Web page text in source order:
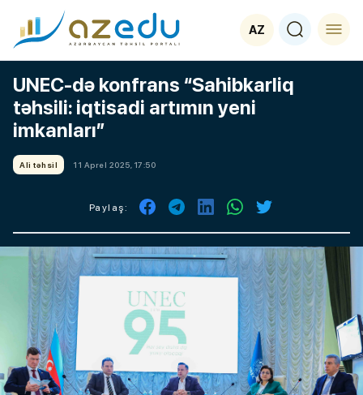
AZ
UNEC-də konfrans “Sahibkarliq
təhsili: iqtisadi artımın yeni
imkanları”
Ali təhsil 11 Aprel 2025, 17:50
Paylaş: